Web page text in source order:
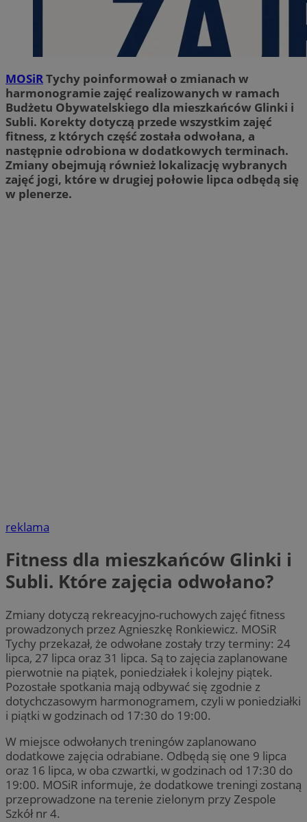
MOSiRTychy poinformował o zmianach w
harmonogramie zajęć realizowanych w ramach
Budżetu Obywatelskiego dla mieszkańców Glinki i
Subli. Korekty dotyczą przede wszystkim zajęć
fitness, z których część została odwołana, a
następnie odrobiona w dodatkowych terminach.
Zmiany obejmują również lokalizację wybranych
zajęć jogi, które w drugiej połowie lipca odbędą się
w plenerze.
reklama
Fitness dla mieszkańców Glinki i
Subli. Które zajęcia odwołano?
Zmiany dotyczą rekreacyjno-ruchowych zajęć fitness
prowadzonych przez Agnieszkę Ronkiewicz. MOSiR
Tychy przekazał, że odwołane zostały trzy terminy: 24
lipca, 27 lipca oraz 31 lipca. Są to zajęcia zaplanowane
pierwotnie na piątek, poniedziałek i kolejny piątek.
Pozostałe spotkania mają odbywać się zgodnie z
dotychczasowym harmonogramem, czyli w poniedziałki
i piątki w godzinach od 17:30 do 19:00.
W miejsce odwołanych treningów zaplanowano
dodatkowe zajęcia odrabiane. Odbędą się one 9 lipca
oraz 16 lipca, w oba czwartki, w godzinach od 17:30 do
19:00. MOSiR informuje, że dodatkowe treningi zostaną
przeprowadzone na terenie zielonym przy Zespole
Szkół nr 4.